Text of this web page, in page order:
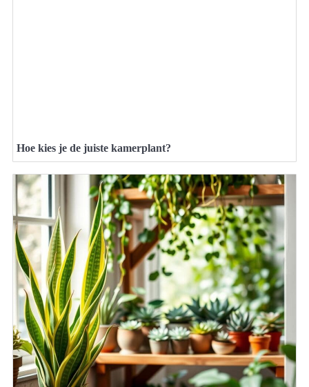
Hoe kies je de juiste kamerplant?